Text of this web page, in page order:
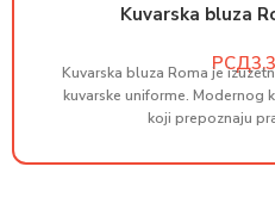
Kuvarska bluza
РСД
Kuvarska bluza Roma je
kuvarske uniforme. Modernog
koji prepoznaju